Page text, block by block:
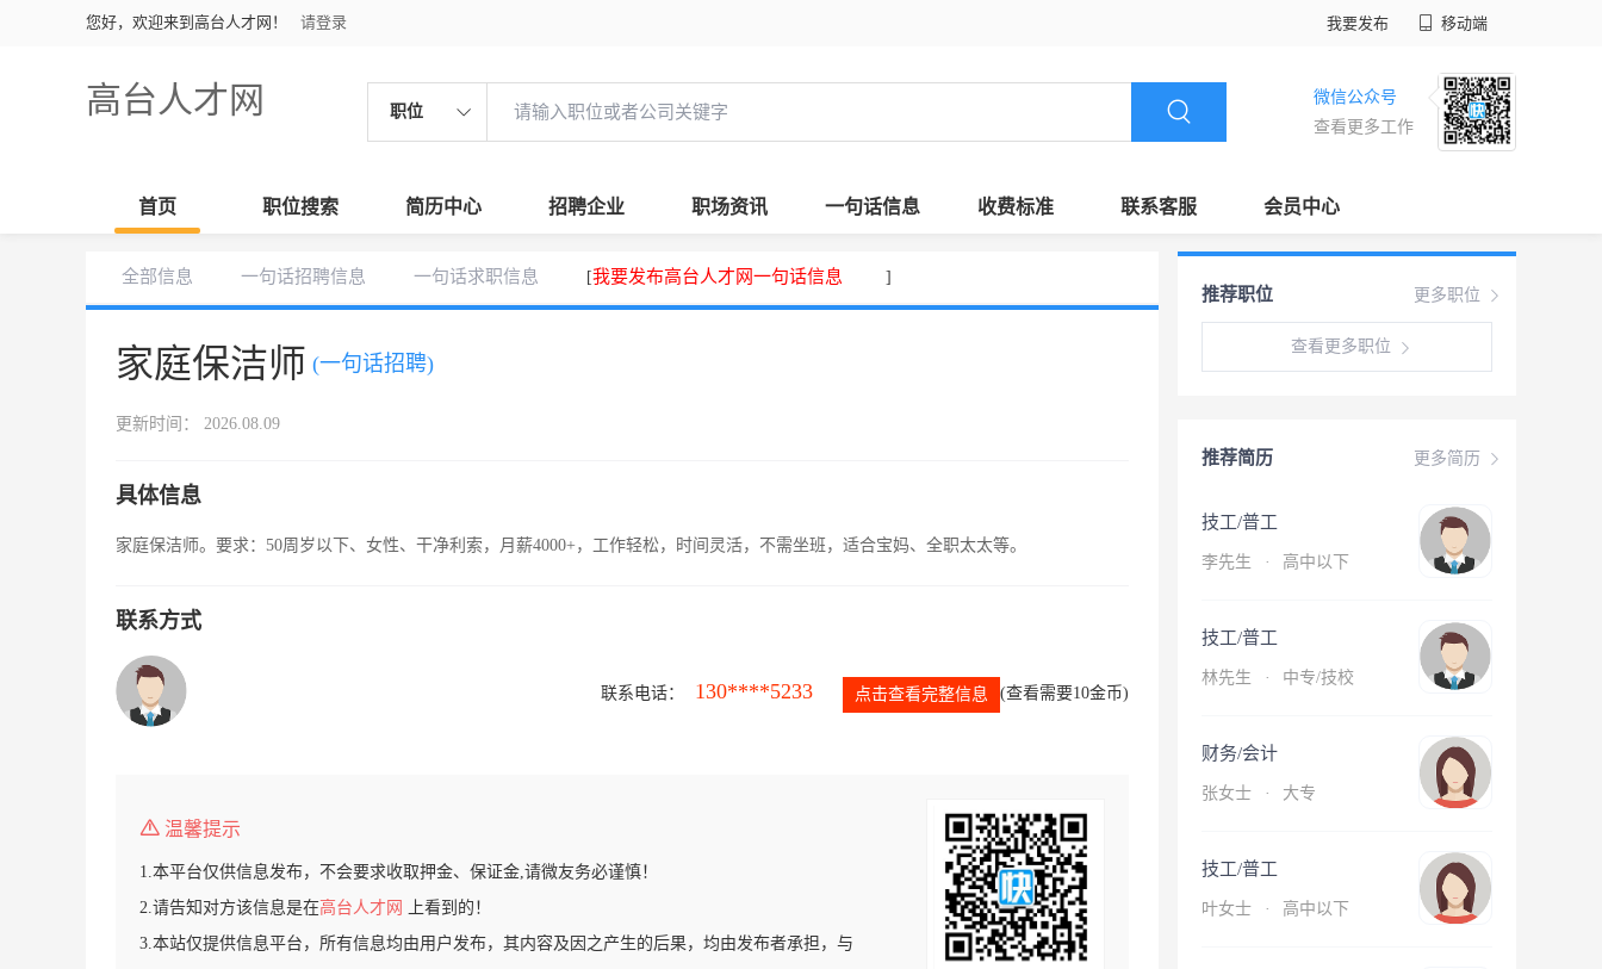
您好，欢迎来到高台人才网！ 请登录 我要发布 移动端
高台人才网 职位
微信公众号
查看更多工作
首页 职位搜索 简历中心 招聘企业 职场资讯 一句话信息 收费标准 联系客服 会员中心
全部信息 一句话招聘信息 一句话求职信息 [我要发布高台人才网一句话信息 ]
家庭保洁师 (一句话招聘)
更新时间： 2026.08.09
具体信息
家庭保洁师。要求：50周岁以下、女性、干净利索，月薪4000+，工作轻松，时间灵活，不需坐班，适合宝妈、全职太太等。
联系方式
联系电话： 130****5233 点击查看完整信息 (查看需要10金币)
温馨提示
1.本平台仅供信息发布，不会要求收取押金、保证金,请微友务必谨慎！
2.请告知对方该信息是在高台人才网
上看到的！
3.本站仅提供信息平台，所有信息均由用户发布，其内容及因之产生的后果，均由发布者承担，与
更多职位
推荐职位
查看更多职位
更多简历
推荐简历
技工/普工
李先生 · 高中以下
技工/普工
林先生 · 中专/技校
财务/会计
张女士 · 大专
技工/普工
叶女士 · 高中以下